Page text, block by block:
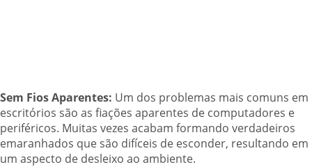
Sem Fios Aparentes: Um dos problemas mais comuns em
escritórios são as fiações aparentes de computadores e
periféricos. Muitas vezes acabam formando verdadeiros
emaranhados que são difíceis de esconder, resultando em
um aspecto de desleixo ao ambiente.